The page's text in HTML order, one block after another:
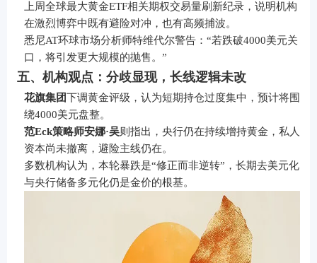
上周全球最大黄金ETF相关期权交易量刷新纪录，说明机构
在激烈博弈中既有避险对冲，也有高频捕波。
悉尼AT环球市场分析师特维代尔警告：“若跌破4000美元关
口，将引发更大规模的抛售。”
五、机构观点：分歧显现，长线逻辑未改
花旗集团下调黄金评级，认为短期持仓过度集中，预计将围
绕4000美元盘整。
范Eck策略师安娜·吴则指出，央行仍在持续增持黄金，私人
资本尚未撤离，避险主线仍在。
多数机构认为，本轮暴跌是“修正而非逆转”，长期去美元化
与央行储备多元化仍是金价的根基。